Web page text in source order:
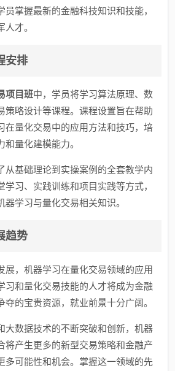
员掌握最新的金融科技知识和技能，
才。
安排
项目班中，学员将学习算法原理、数
策略设计等课程。课程设置旨在帮助
在量化交易中的应用方法和技巧，培
量化建模能力。
从基础理论到实操案例的全套教学内
学习、实践训练和项目实践等方式，
学习与量化交易相关知识。
趋势
展，机器学习在量化交易领域的应用
习和量化交易技能的人才将成为金融
的宝贵资源，就业前景十分广阔。
大数据技术的不断突破和创新，机器
将产生更多的新型交易策略和金融产
多可能性和机会。掌握这一领域的先